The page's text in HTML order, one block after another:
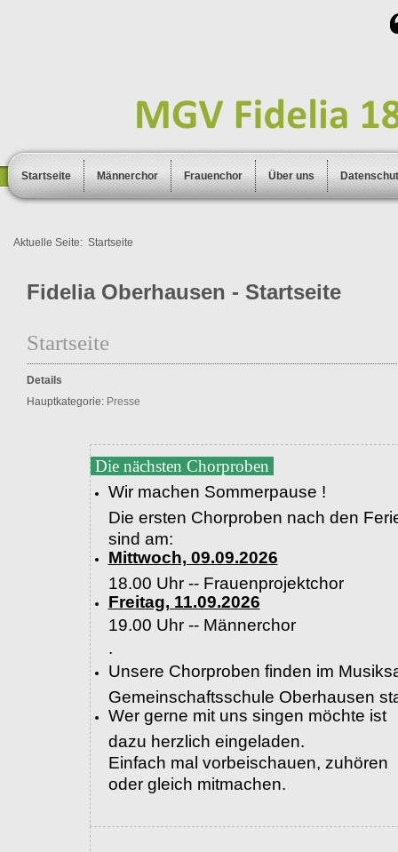
Startseite Männerchor Frauenchor Über uns
Aktuelle Seite: Startseite
Fidelia Oberhausen - Startseite
Startseite
Details
Hauptkategorie: Presse
Die nächsten Chorproben
Wir machen Sommerpause !
Die ersten Chorproben nach den
sind am:
Mittwoch, 09.09.2026
18.00 Uhr -- Frauenprojektchor
Freitag, 11.09.2026
19.00 Uhr -- Männerchor
.
Unsere Chorproben finden im
Gemeinschaftsschule Oberhausen
Wer gerne mit uns singen möchte ist
dazu herzlich eingeladen.
Einfach mal vorbeischauen, zuhören
oder gleich mitmachen.